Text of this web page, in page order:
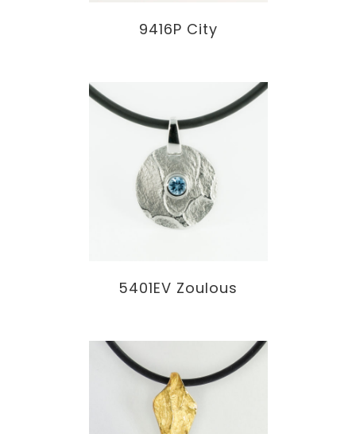
9416P City
5401EV Zoulous